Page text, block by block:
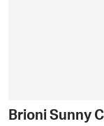
Brioni Sunny